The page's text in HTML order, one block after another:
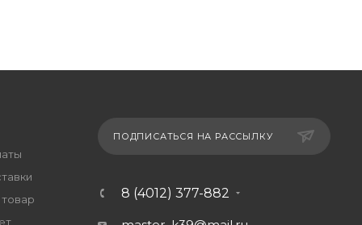
ПОДПИСАТЬСЯ НА РАССЫЛКУ
8 (4012) 377-882